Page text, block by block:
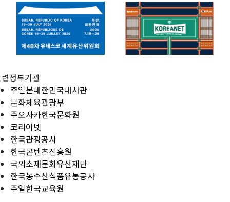
정부기관
주일본대한민국대사관
문화체육관광부
주오사카한국문화원
코리아넷
한국관광공사
한국콘텐츠진흥원
국외소재문화유산재단
한국농수산식품유통공사
주일한국교육원